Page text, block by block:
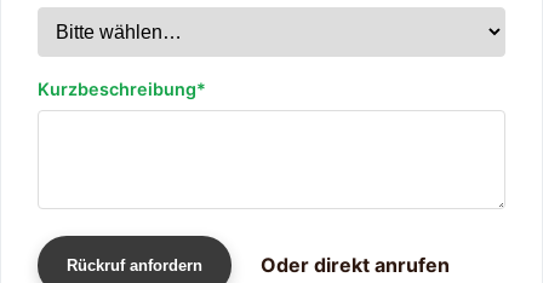
Kurzbeschreibung*
Rückruf anfordern Oder direkt anrufen